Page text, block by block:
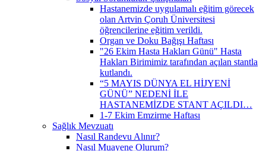
Hastanemizde uygulamalı eğitim görecek
olan Artvin Çoruh Üniversitesi
öğrencilerine eğitim verildi.
Organ ve Doku Bağışı Haftası
"26 Ekim Hasta Hakları Günü" Hasta
Hakları Birimimiz tarafından açılan stantla
kutlandı.
“5 MAYIS DÜNYA EL HİJYENİ
GÜNÜ” NEDENİ İLE
HASTANEMİZDE STANT AÇILDI…
1-7 Ekim Emzirme Haftası
Sağlık Mevzuatı
Nasıl Randevu Alınır?
Nasıl Muayene Olurum?